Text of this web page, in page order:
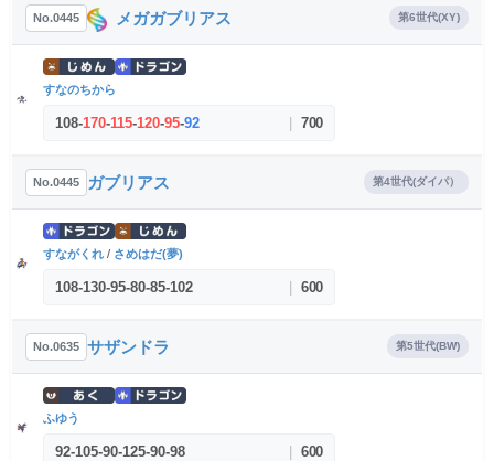
No.0445 メガガブリアス 第6世代(XY)
すなのちから
108-170-115-120-95-92 | 700
No.0445 ガブリアス 第4世代(ダイパ）
すながくれ / さめはだ(夢)
108-130-95-80-85-102 | 600
No.0635 サザンドラ 第5世代(BW)
ふゆう
92-105-90-125-90-98 | 600